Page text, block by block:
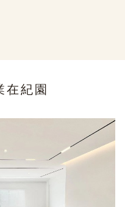
在紀園